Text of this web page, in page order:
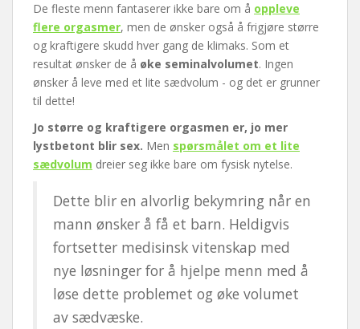
De fleste menn fantaserer ikke bare om å oppleve
flere orgasmer, men de ønsker også å frigjøre større
og kraftigere skudd hver gang de klimaks. Som et
resultat ønsker de å øke seminalvolumet. Ingen
ønsker å leve med et lite sædvolum - og det er grunner
til dette!
Jo større og kraftigere orgasmen er, jo mer
lystbetont blir sex. Men spørsmålet om et lite
sædvolum dreier seg ikke bare om fysisk nytelse.
Dette blir en alvorlig bekymring når en
mann ønsker å få et barn. Heldigvis
fortsetter medisinsk vitenskap med
nye løsninger for å hjelpe menn med å
løse dette problemet og øke volumet
av sædvæske.